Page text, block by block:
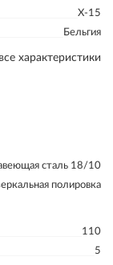
X-15
Бельгия
все характеристики
сталь 18/10
полировка
110
5